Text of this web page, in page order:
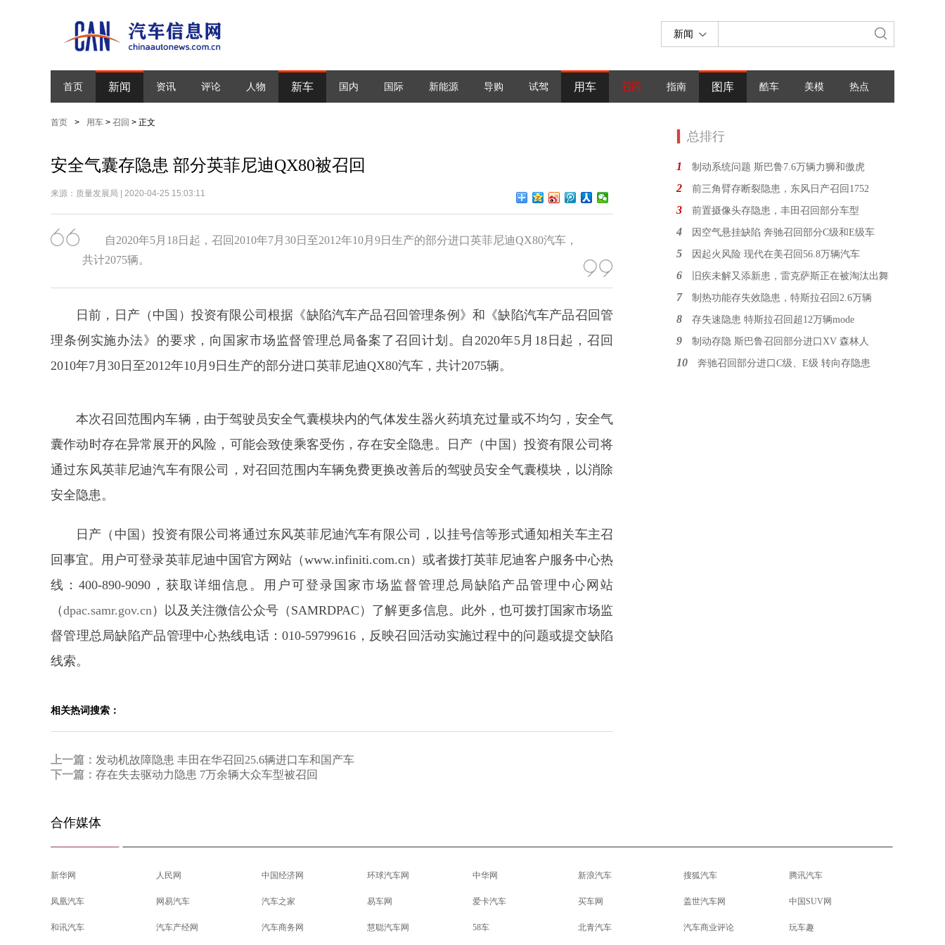
新闻
首页 新闻 资讯 评论 人物 新车 国内 国际 新能源 导购 试驾 用车 召回 指南 图库 酷车 美模 热点
首页 > 用车 > 召回 > 正文
安全气囊存隐患 部分英菲尼迪QX80被召回
来源：质量发展局 | 2020-04-25 15:03:11
自2020年5月18日起，召回2010年7月30日至2012年10月9日生产的部分进口英菲尼迪QX80汽车，
共计2075辆。
日前，日产（中国）投资有限公司根据《缺陷汽车产品召回管理条例》和《缺陷汽车产品召回管
理条例实施办法》的要求，向国家市场监督管理总局备案了召回计划。自2020年5月18日起，召回
2010年7月30日至2012年10月9日生产的部分进口英菲尼迪QX80汽车，共计2075辆。
本次召回范围内车辆，由于驾驶员安全气囊模块内的气体发生器火药填充过量或不均匀，安全气
囊作动时存在异常展开的风险，可能会致使乘客受伤，存在安全隐患。日产（中国）投资有限公司将
通过东风英菲尼迪汽车有限公司，对召回范围内车辆免费更换改善后的驾驶员安全气囊模块，以消除
安全隐患。
日产（中国）投资有限公司将通过东风英菲尼迪汽车有限公司，以挂号信等形式通知相关车主召
回事宜。用户可登录英菲尼迪中国官方网站（www.infiniti.com.cn）或者拨打英菲尼迪客户服务中心热
线：400-890-9090，获取详细信息。用户可登录国家市场监督管理总局缺陷产品管理中心网站
（dpac.samr.gov.cn）以及关注微信公众号（SAMRDPAC）了解更多信息。此外，也可拨打国家市场监
督管理总局缺陷产品管理中心热线电话：010-59799616，反映召回活动实施过程中的问题或提交缺陷
线索。
相关热词搜索：
上一篇： 发动机故障隐患 丰田在华召回25.6辆进口车和国产车
下一篇： 存在失去驱动力隐患 7万余辆大众车型被召回
总排行
1 制动系统问题 斯巴鲁7.6万辆力狮和傲虎
2 前三角臂存断裂隐患，东风日产召回1752
3 前置摄像头存隐患，丰田召回部分车型
4 因空气悬挂缺陷 奔驰召回部分C级和E级车
5 因起火风险 现代在美召回56.8万辆汽车
6 旧疾未解又添新患，雷克萨斯正在被淘汰出舞
7 制热功能存失效隐患，特斯拉召回2.6万辆
8 存失速隐患 特斯拉召回超12万辆mode
9 制动存隐 斯巴鲁召回部分进口XV 森林人
10 奔驰召回部分进口C级、E级 转向存隐患
合作媒体
新华网 人民网 中国经济网 环球汽车网 中华网 新浪汽车 搜狐汽车 腾讯汽车
凤凰汽车 网易汽车 汽车之家 易车网 爱卡汽车 买车网 盖世汽车网 中国SUV网
和讯汽车 汽车产经网 汽车商务网 慧聪汽车网 58车 北青汽车 汽车商业评论 玩车趣